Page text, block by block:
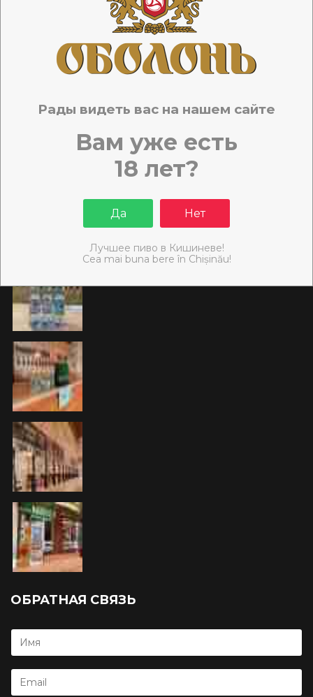
МИНЕРАЛЬНАЯ И ПИТЬЕВАЯ ВОДА
БЕЗАЛКОГОЛЬНЫЕ НАПИТКИ
КЕЙТЕРИНГ
ОБРАТНАЯ СВЯЗЬ
Рады видеть вас на нашем сайте
Вам уже есть
18 лет?
Да Нет
Лучшее пиво в Кишиневе!
Cea mai buna bere în Chișinău!